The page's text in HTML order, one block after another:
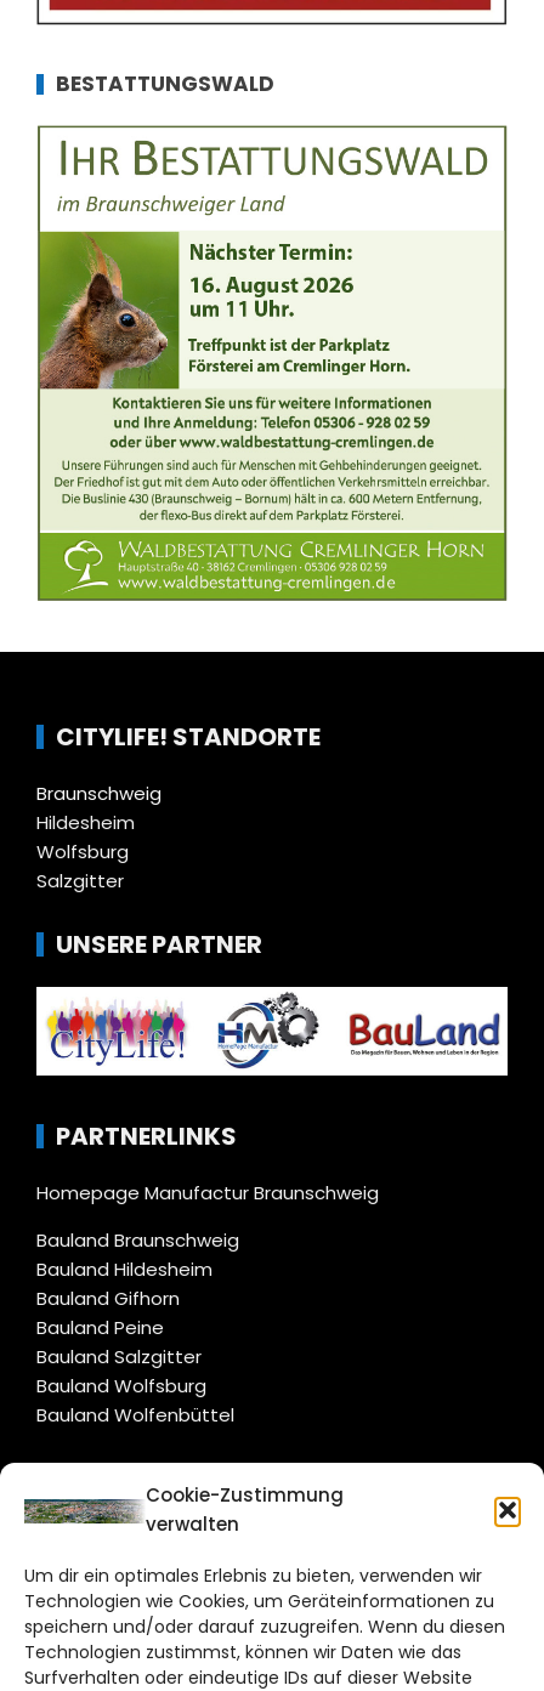
Cookie-Zustimmung
verwalten
Um dir ein optimales Erlebnis zu bieten, verwenden wir
Technologien wie Cookies, um Geräteinformationen zu
speichern und/oder darauf zuzugreifen. Wenn du diesen
Technologien zustimmst, können wir Daten wie das
Surfverhalten oder eindeutige IDs auf dieser Website
BESTATTUNGSWALD
CITYLIFE! STANDORTE
Braunschweig
Hildesheim
Wolfsburg
Salzgitter
UNSERE PARTNER
PARTNERLINKS
Homepage Manufactur Braunschweig
Bauland Braunschweig
Bauland Hildesheim
Bauland Gifhorn
Bauland Peine
Bauland Salzgitter
Bauland Wolfsburg
Bauland Wolfenbüttel
CITYLIFE!
Bruchtorwall 12
38100 Braunschweig
Telefon: 0531 387220 – 65